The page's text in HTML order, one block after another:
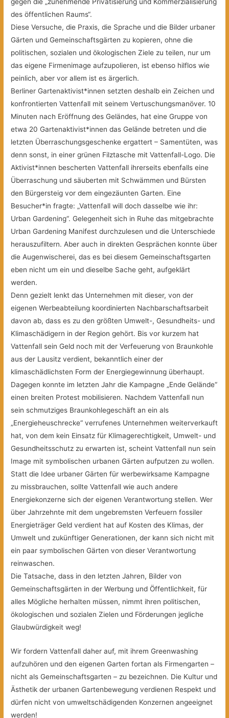
des öffentlichen Raums“.
Diese Versuche, die Praxis, die Sprache und die Bilder urbaner
Gärten und Gemeinschaftsgärten zu kopieren, ohne die
politischen, sozialen und ökologischen Ziele zu teilen, nur um
das eigene Firmenimage aufzupolieren, ist ebenso hilflos wie
peinlich, aber vor allem ist es ärgerlich.
Berliner Gartenaktivist*innen setzten deshalb ein Zeichen und
konfrontierten Vattenfall mit seinem Vertuschungsmanöver. 10
Minuten nach Eröffnung des Geländes, hat eine Gruppe von
etwa 20 Gartenaktivist*innen das Gelände betreten und die
letzten Überraschungsgeschenke ergattert – Samentüten, was
denn sonst, in einer grünen Filztasche mit Vattenfall-Logo. Die
Aktivist*innen bescherten Vattenfall ihrerseits ebenfalls eine
Überraschung und säuberten mit Schwämmen und Bürsten
den Bürgersteig vor dem eingezäunten Garten. Eine
Besucher*in fragte: „Vattenfall will doch dasselbe wie ihr:
Urban Gardening“. Gelegenheit sich in Ruhe das mitgebrachte
Urban Gardening Manifest durchzulesen und die Unterschiede
herauszufiltern. Aber auch in direkten Gesprächen konnte über
die Augenwischerei, das es bei diesem Gemeinschaftsgarten
eben nicht um ein und dieselbe Sache geht, aufgeklärt
werden.
Denn gezielt lenkt das Unternehmen mit dieser, von der
eigenen Werbeabteilung koordinierten Nachbarschaftsarbeit
davon ab, dass es zu den größten Umwelt-, Gesundheits- und
Klimaschädigern in der Region gehört. Bis vor kurzem hat
Vattenfall sein Geld noch mit der Verfeuerung von Braunkohle
aus der Lausitz verdient, bekanntlich einer der
klimaschädlichsten Form der Energiegewinnung überhaupt.
Dagegen konnte im letzten Jahr die Kampagne „Ende Gelände“
einen breiten Protest mobilisieren. Nachdem Vattenfall nun
sein schmutziges Braunkohlegeschäft an ein als
„Energieheuschrecke“ verrufenes Unternehmen weiterverkauft
hat, von dem kein Einsatz für Klimagerechtigkeit, Umwelt- und
Gesundheitsschutz zu erwarten ist, scheint Vattenfall nun sein
Image mit symbolischen urbanen Gärten aufputzen zu wollen.
Statt die Idee urbaner Gärten für werbewirksame Kampagne
zu missbrauchen, sollte Vattenfall wie auch andere
Energiekonzerne sich der eigenen Verantwortung stellen. Wer
über Jahrzehnte mit dem ungebremsten Verfeuern fossiler
Energieträger Geld verdient hat auf Kosten des Klimas, der
Umwelt und zukünftiger Generationen, der kann sich nicht mit
ein paar symbolischen Gärten von dieser Verantwortung
reinwaschen.
Die Tatsache, dass in den letzten Jahren, Bilder von
Gemeinschaftsgärten in der Werbung und Öffentlichkeit, für
alles Mögliche herhalten müssen, nimmt ihren politischen,
ökologischen und sozialen Zielen und Förderungen jegliche
Glaubwürdigkeit weg!
Wir fordern Vattenfall daher auf, mit ihrem Greenwashing
aufzuhören und den eigenen Garten fortan als Firmengarten –
nicht als Gemeinschaftsgarten – zu bezeichnen. Die Kultur und
Ästhetik der urbanen Gartenbewegung verdienen Respekt und
dürfen nicht von umweltschädigenden Konzernen angeeignet
werden!